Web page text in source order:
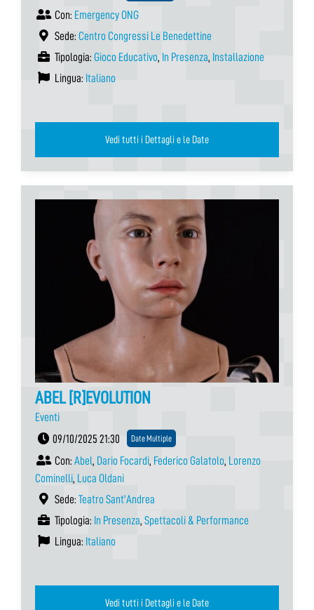
Con: Emergency ONG
Sede: Centro Congressi Le Benedettine
Tipologia: Gioco Educativo, In Presenza, Installazione
Lingua: Italiano
Vedi tutti i Dettagli e le Date
ABEL [R]EVOLUTION
Eventi
09/10/2025 21:30
Date Multiple
Con: Abel, Dario Focardi, Federico Galatolo, Lorenzo
Cominelli, Luca Oldani
Sede: Teatro Sant'Andrea
Tipologia: In Presenza, Spettacoli & Performance
Lingua: Italiano
Vedi tutti i Dettagli e le Date